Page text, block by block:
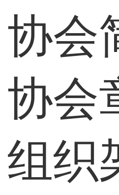
协会
协会
组织